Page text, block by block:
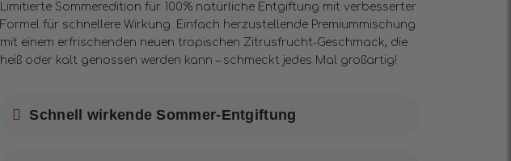
Limitierte Sommeredition für 100% natürliche Entgiftung mit verbesserter
Formel für schnellere Wirkung. Einfach herzustellende Premiummischung
mit einem erfrischenden neuen tropischen Zitrusfrucht-Geschmack, die
heiß oder kalt genossen werden kann – schmeckt jedes Mal großartig!
Schnell wirkende Sommer-Entgiftung